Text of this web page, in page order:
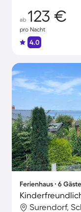
ab 123 €
pro Nacht
4.0
Ferienhaus ∙ 6
Surendorf,